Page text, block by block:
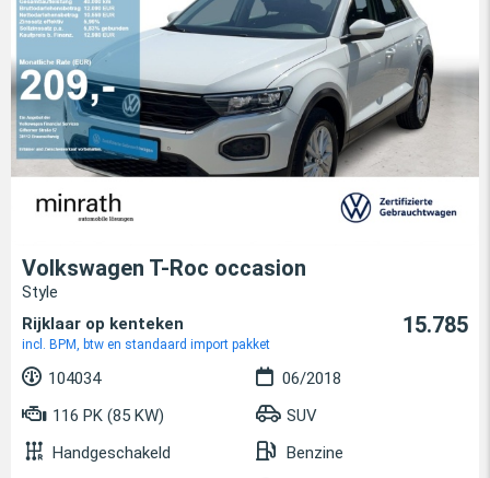
Volkswagen T-Roc occasion
Style
Rijklaar op kenteken
incl. BPM, btw en standaard import pakket
15.785
104034
06/2018
116 PK (85 KW)
SUV
Handgeschakeld
Benzine